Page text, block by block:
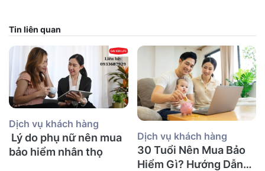
Tin liên quan
Dịch vụ khách hàng
Lý do phụ nữ nên mua
bảo hiểm nhân thọ
Dịch vụ khách hàng
30 Tuổi Nên Mua Bảo
Hiểm Gì? Hướng Dẫn